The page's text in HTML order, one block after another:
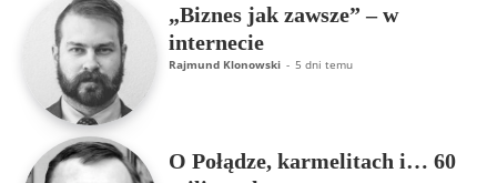
„Biznes jak zawsze” – w
internecie
Rajmund Klonowski - 5 dni temu
O Połądze, karmelitach i… 60